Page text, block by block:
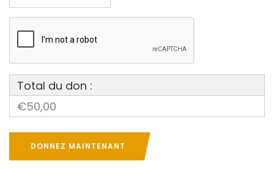
Total du don :
€50,00
DONNEZ MAINTENANT